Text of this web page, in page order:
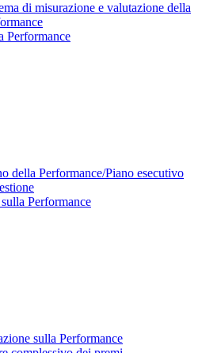
di misurazione e valutazione della
Performance
della Performance/Piano esecutivo
Performance
sulla Performance